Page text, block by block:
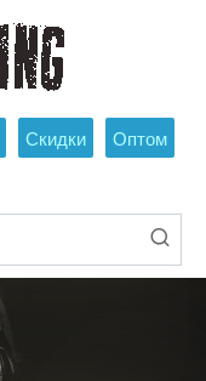
Скидки
Оптом